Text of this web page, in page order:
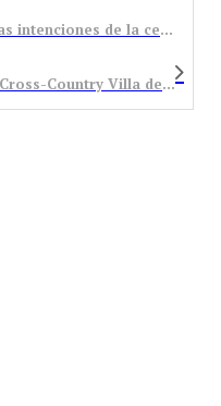
Salvemos El Bierzo avisa sobre las intenciones de la cementera de Toral para incinerar residuos
El motor regresa al Bierzo con el Cross-Country Villa de Bembibre